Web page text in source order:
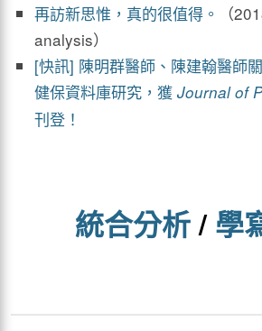
再訪新思惟，真的很值得。
（
analysis）
[快訊] 陳明群醫師、陳建翰醫師
健保資料庫研究，獲 Journal of
刊登！
統合分析/學